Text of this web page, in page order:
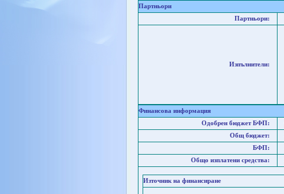
Партньори
Партньори:
Изпълнители:
Финансова информация
Одобрен бюджет БФП:
Общ бюджет:
БФП:
Общо изплатени средства:
Източник на финансиране